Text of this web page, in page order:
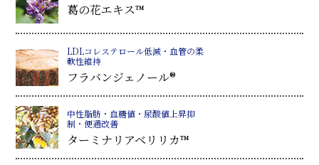
葛の花エキス™
LDLコレステロール低減・血管の柔
軟性維持
フラバンジェノール®
中性脂肪・血糖値・尿酸値上昇抑
制・便通改善
ターミナリアベリリカ™